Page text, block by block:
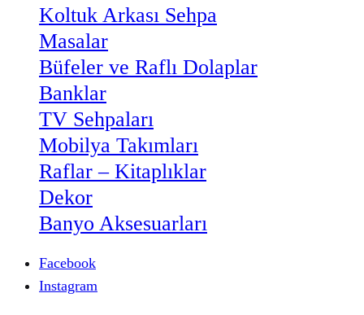
Koltuk Arkası Sehpa
Masalar
Büfeler ve Raflı Dolaplar
Banklar
TV Sehpaları
Mobilya Takımları
Raflar – Kitaplıklar
Dekor
Banyo Aksesuarları
Facebook
Instagram